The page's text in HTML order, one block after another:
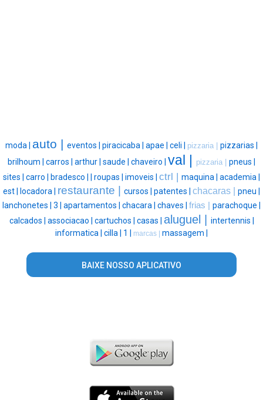
moda | auto | eventos | piracicaba | apae | celi | pizzaria | pizzarias |
brilhoum | carros | arthur | saude | chaveiro | val | pizzaria | pneus |
sites | carro | bradesco | roupas | imoveis | ctrl | maquina | academia |
est |
locadora | restaurante | cursos | patentes | chacaras | pneu |
lanchonetes | 3 | apartamentos | chacara | chaves | frias | parachoque |
calcados | associacao | cartuchos | casas | aluguel |
intertennis |
informatica | cilla | 1 | marcas | massagem |
BAIXE NOSSO APLICATIVO